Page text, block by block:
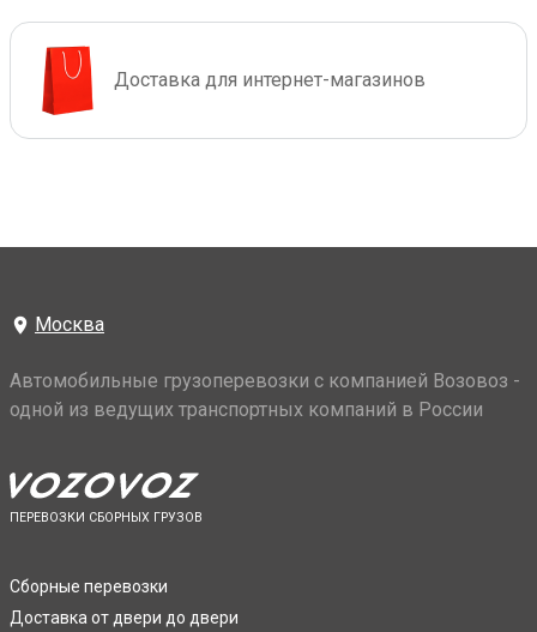
Доставка для интернет-магазинов
Москва
Автомобильные грузоперевозки с компанией Возовоз -
одной из ведущих транспортных компаний в России
ПЕРЕВОЗКИ СБОРНЫХ ГРУЗОВ
Сборные перевозки
Доставка от двери до двери